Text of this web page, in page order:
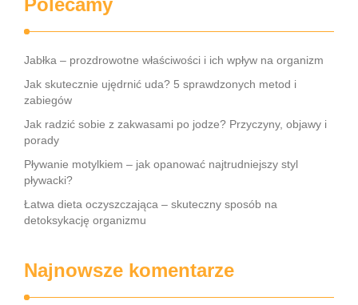
Polecamy
Jabłka – prozdrowotne właściwości i ich wpływ na organizm
Jak skutecznie ujędrnić uda? 5 sprawdzonych metod i
zabiegów
Jak radzić sobie z zakwasami po jodze? Przyczyny, objawy i
porady
Pływanie motylkiem – jak opanować najtrudniejszy styl
pływacki?
Łatwa dieta oczyszczająca – skuteczny sposób na
detoksykację organizmu
Najnowsze komentarze